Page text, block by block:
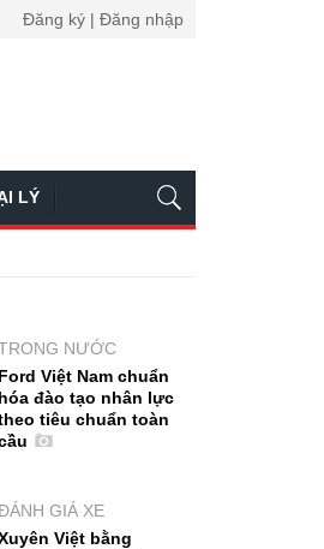
Đăng ký | Đăng nhập
LÝ
NƯỚC
Ford Việt Nam chuẩn
hóa đào tạo nhân lực
tiêu chuẩn toàn
GIÁ XE
Việt bằng